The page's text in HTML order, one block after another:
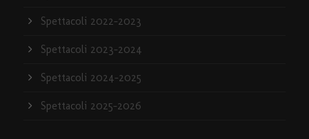
Spettacoli 2022-2023
Spettacoli 2023-2024
Spettacoli 2024-2025
Spettacoli 2025-2026